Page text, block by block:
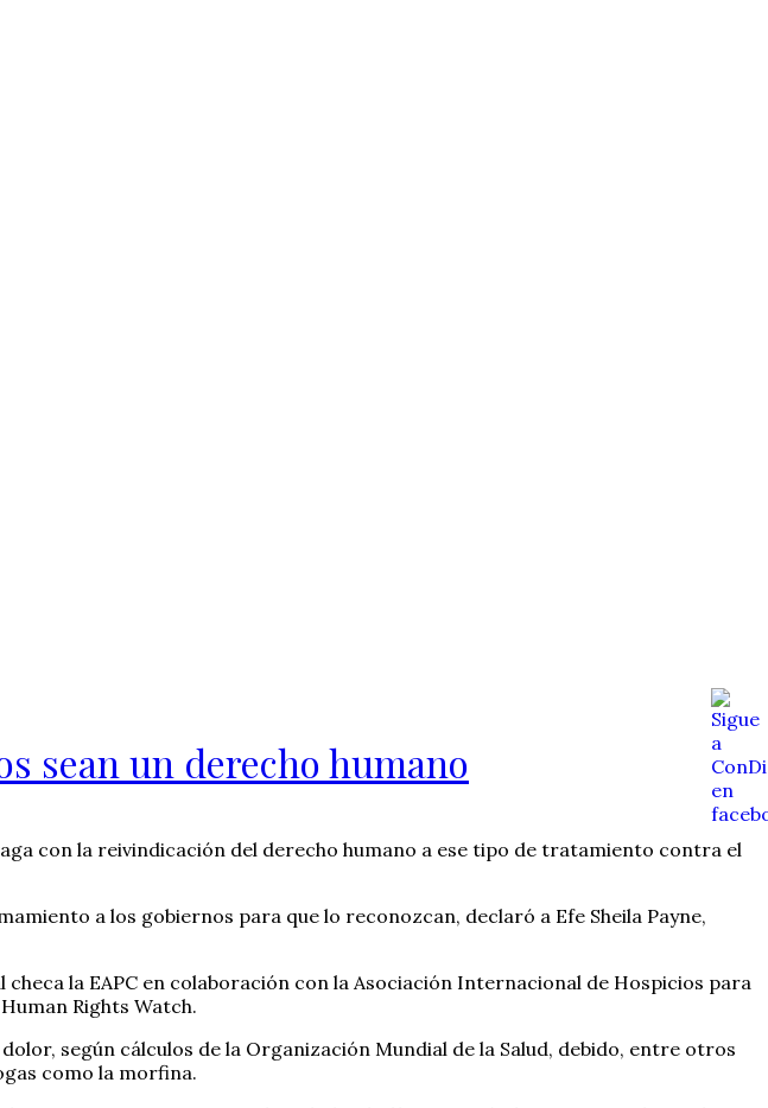
sean un derecho humano
con la reivindicación del derecho humano a ese tipo de tratamiento contra el
a los gobiernos para que lo reconozcan, declaró a Efe Sheila Payne,
la EAPC en colaboración con la Asociación Internacional de Hospicios para
Rights Watch.
según cálculos de la Organización Mundial de la Salud, debido, entre otros
como la morfina.